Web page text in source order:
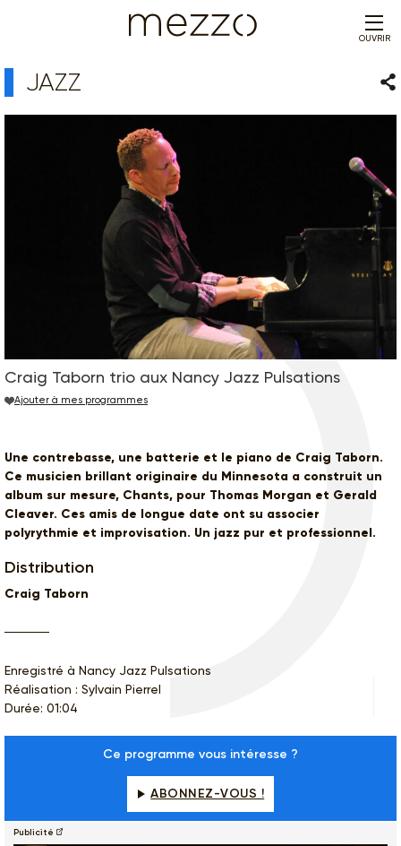
OUVRIR
JAZZ
Craig Taborn trio aux Nancy Jazz Pulsations
Ajouter à mes programmes
Une contrebasse, une batterie et le piano de Craig Taborn.
Ce musicien brillant originaire du Minnesota a construit un
album sur mesure, Chants, pour Thomas Morgan et Gerald
Cleaver. Ces amis de longue date ont su associer
polyrythmie et improvisation. Un jazz pur et professionnel.
Distribution
Craig Taborn
Enregistré à Nancy Jazz Pulsations
Réalisation : Sylvain Pierrel
Durée: 01:04
Ce programme vous intéresse ?
ABONNEZ-VOUS !
Publicité